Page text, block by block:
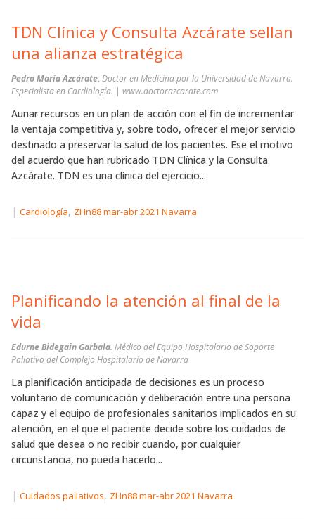
TDN Clínica y Consulta Azcárate sellan
una alianza estratégica
Pedro María Azcárate. Doctor en Medicina por la Universidad de Navarra.
Especialista en Cardiología. | www.doctorazcarate.com
Aunar recursos en un plan de acción con el fin de incrementar
la ventaja competitiva y, sobre todo, ofrecer el mejor servicio
destinado a preservar la salud de los pacientes. Ese el motivo
del acuerdo que han rubricado TDN Clínica y la Consulta
Azcárate. TDN es una clínica del ejercicio...
| Cardiología, ZHn88 mar-abr 2021 Navarra
Planificando la atención al final de la
vida
Edurne Bidegain Garbala. Médico del Equipo Hospitalario de Soporte
Paliativo del Complejo Hospitalario de Navarra
La planificación anticipada de decisiones es un proceso
voluntario de comunicación y deliberación entre una persona
capaz y el equipo de profesionales sanitarios implicados en su
atención, en el que el paciente decide sobre los cuidados de
salud que desea o no recibir cuando, por cualquier
circunstancia, no pueda hacerlo...
| Cuidados paliativos, ZHn88 mar-abr 2021 Navarra